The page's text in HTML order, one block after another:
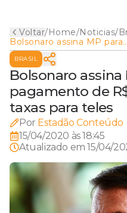
Voltar/Home/Noticias/
Bolsonaro assina MP para
postergar pagamento de
3,4 bilhões em taxas para
teles
BRASIL
Bolsonaro
pagamento de
taxas para teles
Por Estadão Conteúdo
15/04/2020 às 18:45
Atualizado em15/04/